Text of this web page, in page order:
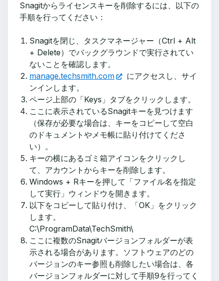
Snagitからライセンスキーを削除するには、以下の
手順を行ってください：
Snagitを閉じ、タスクマネージャー（Ctrl + Alt
+ Delete）でバックグラウンドで実行されてい
ないことを確認します。
manage.techsmith.com
にアクセスし、サイ
ンインします。
ページ上部の「Keys」タブをクリックします。
ここに表示されているSnagitキーを見つけます
（保存が必要な場合は、キーをコピーして空白
のドキュメントやメモ帳に貼り付けてくださ
い）。
キーの横にあるゴミ箱アイコンをクリックし
て、アカウントからキーを削除します。
Windows + Rキーを押して「ファイル名を指定
して実行」ウィンドウを開きます。
以下をコピーして貼り付け、「OK」をクリック
します。
C:\ProgramData\TechSmith\
ここに複数のSnagitバージョンフォルダーが表
示される場合があります。ソフトウェアのどの
バージョンのキー参照も削除したい場合は、各
バージョンフォルダーに対して手順9を行ってく